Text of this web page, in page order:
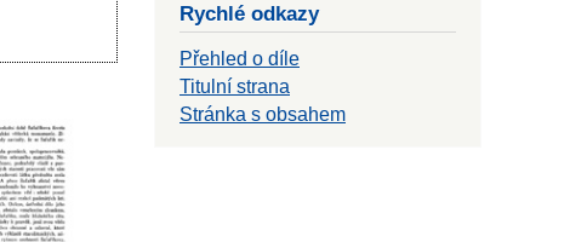
Rychlé odkazy
Přehled o díle
Titulní strana
Stránka s obsahem